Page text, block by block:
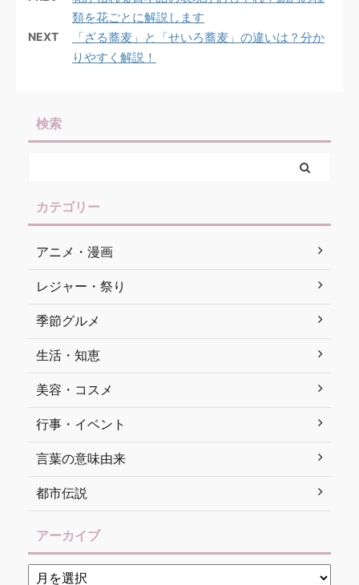
類を花ごとに解説します
NEXT
「ざる蕎麦」と「せいろ蕎麦」の違いは？分か
りやすく解説！
検索
カテゴリー
アニメ・漫画
レジャー・祭り
季節グルメ
生活・知恵
美容・コスメ
行事・イベント
言葉の意味由来
都市伝説
アーカイブ